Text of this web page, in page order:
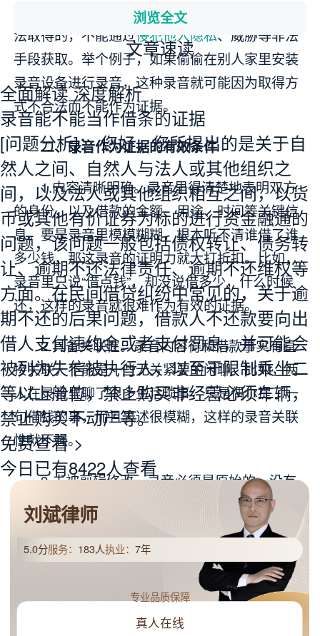
用，还得满足一定的条件。比如，录音必须是合
法取得的，不能通过侵犯他人隐私、威胁等非法
手段获取。举个例子，如果偷偷在别人家里安装
录音设备进行录音，这种录音就可能因为取得方
式不合法而不能作为证据。
二、录音作为证据的有效条件
1.内容清晰明确。录音里得清楚地表明双方
的身份，以及借款的金额、用途、时间等关键信
息。要是录音里模模糊糊，根本听不清谁借了谁
多少钱，那这录音的证明力就大打折扣。比如，
录音里只说“借点钱”，却没说借多少，什么时候
还，这样的录音就很难作为有效的证据。
2.具备关联性。录音内容得和借款事实有直
接关联，不能是一些无关紧要的闲聊。比如，两
人在录音里聊了很多生活琐事，只是偶尔提了一
句借钱的事，而且表述很模糊，这样的录音关联
性就不强。
3.未被剪辑修改。录音必须是原始的，没有
经过剪辑、拼接等处理。一旦被修改，就会影响
其真实性和证明力。现在技术发达，通过专业软
件可以对录音进行修改，所以法院在审查时会很
的证明力
浏览全文
文章速读
全面解读 深度解析
录音能不能当作借条的证据
[问题分析]：您好，您所提出的是关于自
然人之间、自然人与法人或其他组织之
间，以及法人或其他组织相互之间，以货
币或其他有价证券为标的进行资金融通的
问题，该问题一般包括债权转让、债务转
让、逾期不还法律责任、逾期不还维权等
方面。在民间借贷纠纷中常见的，关于逾
期不还的后果问题，借款人不还款要向出
借人支付违约金或者支付罚息，并可能会
被列为失信被执行人，以至于限制乘坐二
等以上舱位，禁止购买非经营必须车辆，
禁止购买不动产等。
免费查看 >
今日已有8422人查看
刘斌律师
5.0分服务： 183人执业：7年
专业品质保障
真人在线